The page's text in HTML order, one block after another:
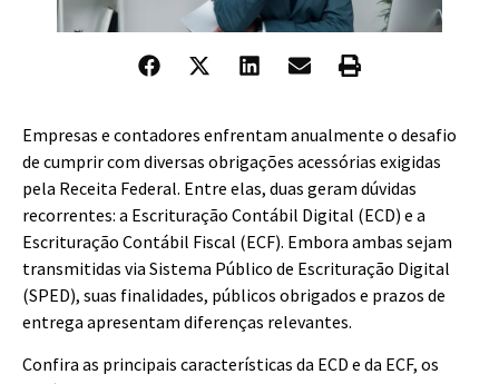
Empresas e contadores enfrentam anualmente o desafio
de cumprir com diversas obrigações acessórias exigidas
pela Receita Federal. Entre elas, duas geram dúvidas
recorrentes: a Escrituração Contábil Digital (ECD) e a
Escrituração Contábil Fiscal (ECF). Embora ambas sejam
transmitidas via Sistema Público de Escrituração Digital
(SPED), suas finalidades, públicos obrigados e prazos de
entrega apresentam diferenças relevantes.
Confira as principais características da ECD e da ECF, os